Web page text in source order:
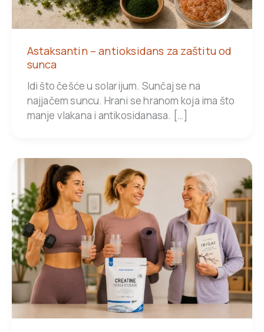
Astaksantin – antioksidans za zaštitu od
sunca
Idi što češće u solarijum. Sunčaj se na
najjačem suncu. Hrani se hranom koja ima što
manje vlakana i antikosidanasa. […]